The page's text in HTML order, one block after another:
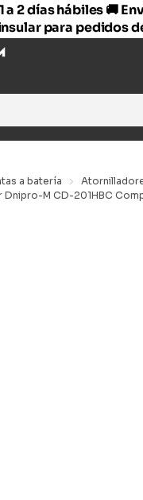
a 2 días hábiles 🚚
para pedidos
a batería
Dnipro-M CD-201HBC